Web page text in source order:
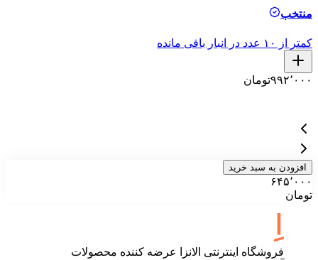
منتخب
کمتر از ۱۰ عدد در انبار باقی مانده
۹۹۲٬۰۰۰تومان
افزودن به سبد خرید
۶۴۵٬۰۰۰
تومان
فروشگاه اینترنتی الانزا عرضه کننده محصولات